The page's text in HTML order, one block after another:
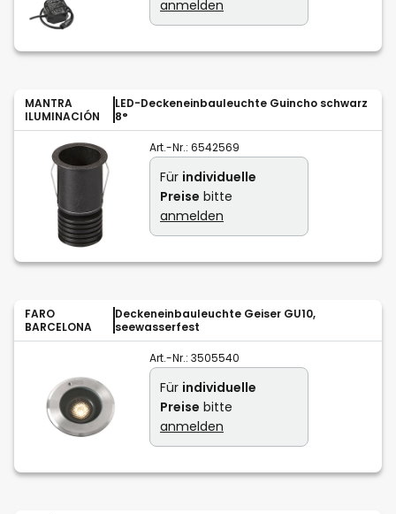
anmelden
MANTRA
ILUMINACIÓN
LED-Deckeneinbauleuchte Guincho schwarz
8°
Art.-Nr.: 6542569
Für individuelle
Preise bitte
anmelden
FARO
BARCELONA
Deckeneinbauleuchte Geiser GU10,
seewasserfest
Art.-Nr.: 3505540
Für individuelle
Preise bitte
anmelden